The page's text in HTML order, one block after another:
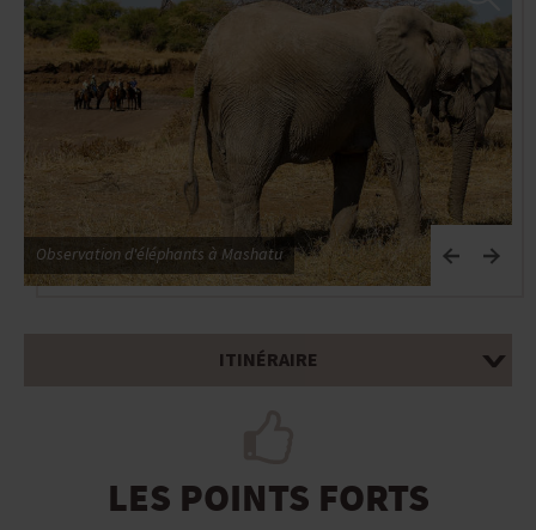
Observation d'éléphants à Mashatu
ITINÉRAIRE
LES POINTS FORTS